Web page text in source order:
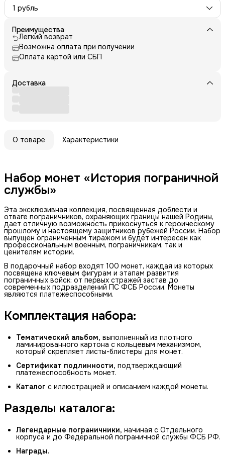
1 рубль
Преимущества
Легкий возврат
Возможна оплата при получении
Оплата картой или СБП
Доставка
О товаре Характеристики
Набор монет «История пограничной
службы»
Эта эксклюзивная коллекция, посвященная доблести и
отваге пограничников, охраняющих границы нашей Родины,
дает отличную возможность прикоснуться к героическому
прошлому и настоящему защитников рубежей России. Набор
выпущен ограниченным тиражом и будет интересен как
профессиональным военным, пограничникам, так и
ценителям истории.
В подарочный набор входят 100 монет, каждая из которых
посвящена ключевым фигурам и этапам развития
пограничных войск: от первых стражей застав до
современных подразделений ПС ФСБ России. Монеты
являются платежеспособными.
Комплектация набора:
Тематический альбом, выполненный из плотного
ламинированного картона с кольцевым механизмом,
который скрепляет листы-блистеры для монет.
Сертификат подлинности, подтверждающий
платежеспособность монет.
Каталог с иллюстрацией и описанием каждой монеты.
Разделы каталога:
Легендарные пограничники, начиная с Отдельного
корпуса и до Федеральной пограничной службы ФСБ РФ.
Награды.